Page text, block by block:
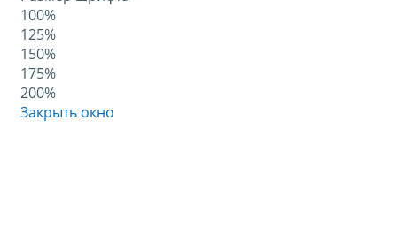
100%
125%
150%
175%
200%
Закрыть окно